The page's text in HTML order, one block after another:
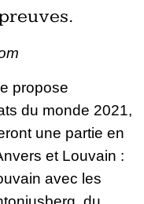
propose
du monde 2021,
une partie en
et Louvain :
avec les